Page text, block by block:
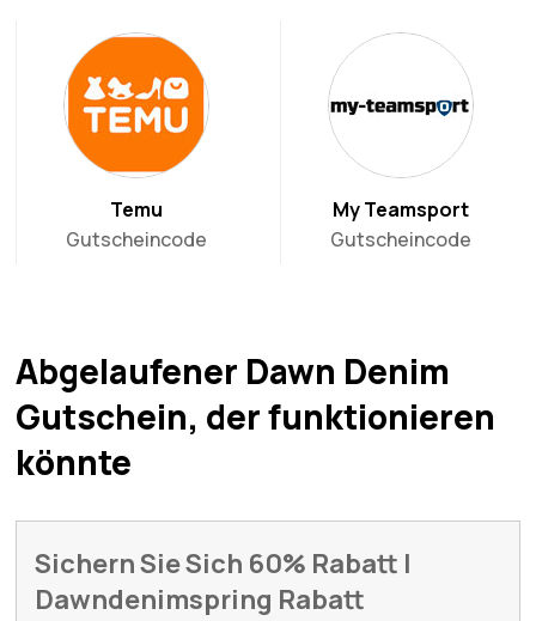
Temu
Gutscheincode
My Teamsport
Gutscheincode
Abgelaufener Dawn Denim
Gutschein, der funktionieren
könnte
Sichern Sie Sich 60% Rabatt |
Dawndenimspring Rabatt